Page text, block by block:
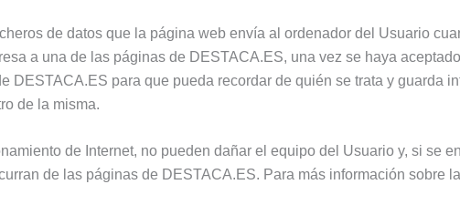
de datos que la página web envía al ordenador del Usuario
a una de las páginas de DESTACA.ES, una vez se haya
DESTACA.ES para que pueda recordar de quién se trata y guarda
de la misma.
de Internet, no pueden dañar el equipo del Usuario y, si se
de las páginas de DESTACA.ES. Para más información sobre